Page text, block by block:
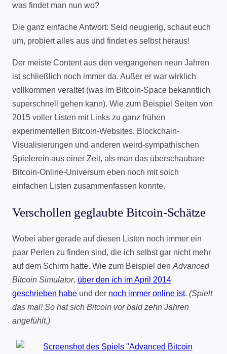
was findet man nun wo?
Die ganz einfache Antwort: Seid neugierig, schaut euch
um, probiert alles aus und findet es selbst heraus!
Der meiste Content aus den vergangenen neun Jahren
ist schließlich noch immer da. Außer er war wirklich
vollkommen veraltet (was im Bitcoin-Space bekanntlich
superschnell gehen kann). Wie zum Beispiel Seiten von
2015 voller Listen mit Links zu ganz frühen
experimentellen Bitcoin-Websites, Blockchain-
Visualisierungen und anderen weird-sympathischen
Spielerein aus einer Zeit, als man das überschaubare
Bitcoin-Online-Universum eben noch mit solch
einfachen Listen zusammenfassen konnte.
Verschollen geglaubte Bitcoin-Schätze
Wobei aber gerade auf diesen Listen noch immer ein
paar Perlen zu finden sind, die ich selbst gar nicht mehr
auf dem Schirm hatte. Wie zum Beispiel den Advanced
Bitcoin Simulator, über den ich im April 2014
geschrieben habe und der noch immer online ist. (Spielt
das mal! So hat sich Bitcoin vor bald zehn Jahren
angefühlt.)